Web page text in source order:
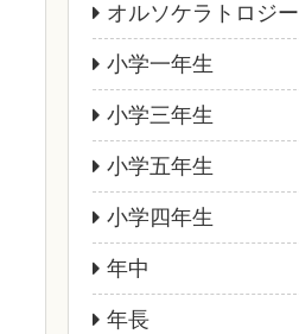
オルソケラトロジー
小学一年生
小学三年生
小学五年生
小学四年生
年中
年長